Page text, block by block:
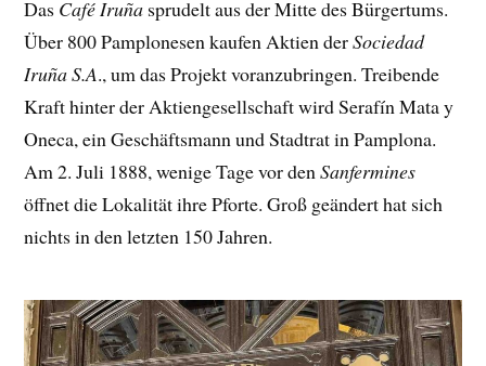
Das Café Iruña sprudelt aus der Mitte des Bürgertums.
Über 800 Pamplonesen kaufen Aktien derSociedad
Iruña S.A., um das Projekt voranzubringen. Treibende
Kraft hinter der Aktiengesellschaft wird Serafín Mata y
Oneca, ein Geschäftsmann und Stadtrat in Pamplona.
Am 2. Juli 1888, wenige Tage vor denSanfermines
öffnet die Lokalität ihre Pforte. Groß geändert hat sich
nichts in den letzten 150 Jahren.